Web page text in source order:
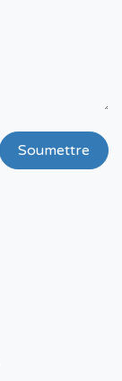
Soumettre